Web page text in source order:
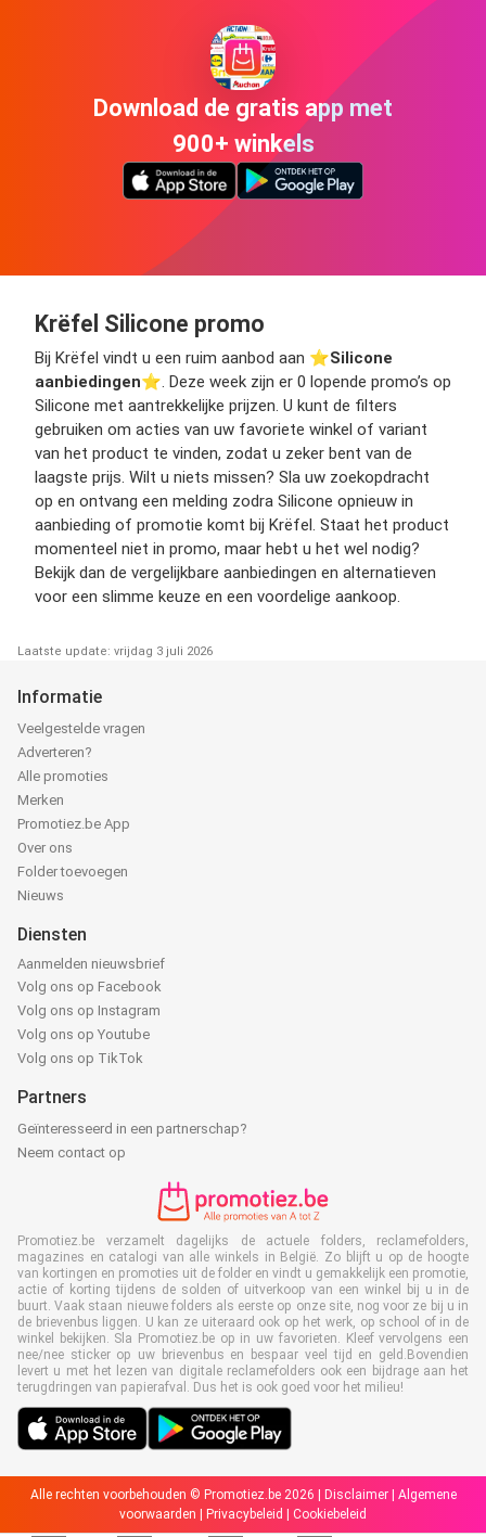
Download de gratis app met
900+ winkels
Krëfel Silicone promo
Bij Krëfel vindt u een ruim aanbod aan ⭐️Silicone
aanbiedingen⭐️. Deze week zijn er 0 lopende promo’s op
Silicone met aantrekkelijke prijzen. U kunt de filters
gebruiken om acties van uw favoriete winkel of variant
van het product te vinden, zodat u zeker bent van de
laagste prijs. Wilt u niets missen? Sla uw zoekopdracht
op en ontvang een melding zodra Silicone opnieuw in
aanbieding of promotie komt bij Krëfel. Staat het product
momenteel niet in promo, maar hebt u het wel nodig?
Bekijk dan de vergelijkbare aanbiedingen en alternatieven
voor een slimme keuze en een voordelige aankoop.
Laatste update: vrijdag 3 juli 2026
Informatie
Veelgestelde vragen
Adverteren?
Alle promoties
Merken
Promotiez.be App
Over ons
Folder toevoegen
Nieuws
Diensten
Aanmelden nieuwsbrief
Volg ons op Facebook
Volg ons op Instagram
Volg ons op Youtube
Volg ons op TikTok
Partners
Geïnteresseerd in een partnerschap?
Neem contact op
Promotiez.be verzamelt dagelijks de actuele folders, reclamefolders,
magazines en catalogi van alle winkels in België. Zo blijft u op de hoogte
van kortingen en promoties uit de folder en vindt u gemakkelijk een promotie,
actie of korting tijdens de solden of uitverkoop van een winkel bij u in de
buurt. Vaak staan nieuwe folders als eerste op onze site, nog voor ze bij u in
de brievenbus liggen. U kan ze uiteraard ook op het werk, op school of in de
winkel bekijken. Sla Promotiez.be op in uw favorieten. Kleef vervolgens een
nee/nee sticker op uw brievenbus en bespaar veel tijd en geld.Bovendien
levert u met het lezen van digitale reclamefolders ook een bijdrage aan het
terugdringen van papierafval. Dus het is ook goed voor het milieu!
Alle rechten voorbehouden © Promotiez.be 2026 | Disclaimer| Algemene
voorwaarden | Privacybeleid | Cookiebeleid